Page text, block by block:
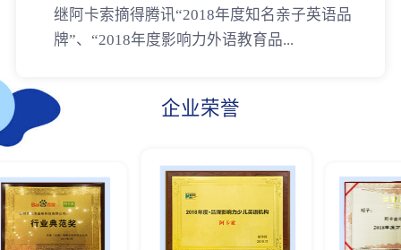
继阿卡索摘得腾讯“2018年度知名亲子英语品
牌”、“2018年度影响力外语教育品...
企业荣誉